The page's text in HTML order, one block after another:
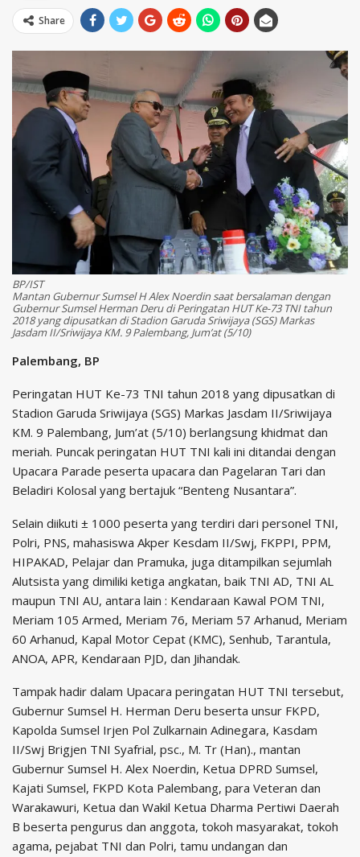
Share
BP/IST
Mantan Gubernur Sumsel H Alex Noerdin saat bersalaman dengan
Gubernur Sumsel Herman Deru di Peringatan HUT Ke-73 TNI tahun
2018 yang dipusatkan di Stadion Garuda Sriwijaya (SGS) Markas
Jasdam II/Sriwijaya KM. 9 Palembang, Jum’at (5/10)
Palembang, BP
Peringatan HUT Ke-73 TNI tahun 2018 yang dipusatkan di
Stadion Garuda Sriwijaya (SGS) Markas Jasdam II/Sriwijaya
KM. 9 Palembang, Jum’at (5/10) berlangsung khidmat dan
meriah. Puncak peringatan HUT TNI kali ini ditandai dengan
Upacara Parade peserta upacara dan Pagelaran Tari dan
Beladiri Kolosal yang bertajuk “Benteng Nusantara”.
Selain diikuti ± 1000 peserta yang terdiri dari personel TNI,
Polri, PNS, mahasiswa Akper Kesdam II/Swj, FKPPI, PPM,
HIPAKAD, Pelajar dan Pramuka, juga ditampilkan sejumlah
Alutsista yang dimiliki ketiga angkatan, baik TNI AD, TNI AL
maupun TNI AU, antara lain : Kendaraan Kawal POM TNI,
Meriam 105 Armed, Meriam 76, Meriam 57 Arhanud, Meriam
60 Arhanud, Kapal Motor Cepat (KMC), Senhub, Tarantula,
ANOA, APR, Kendaraan PJD, dan Jihandak.
Tampak hadir dalam Upacara peringatan HUT TNI tersebut,
Gubernur Sumsel H. Herman Deru beserta unsur FKPD,
Kapolda Sumsel Irjen Pol Zulkarnain Adinegara, Kasdam
II/Swj Brigjen TNI Syafrial, psc., M. Tr (Han)., mantan
Gubernur Sumsel H. Alex Noerdin, Ketua DPRD Sumsel,
Kajati Sumsel, FKPD Kota Palembang, para Veteran dan
Warakawuri, Ketua dan Wakil Ketua Dharma Pertiwi Daerah
B beserta pengurus dan anggota, tokoh masyarakat, tokoh
agama, pejabat TNI dan Polri, tamu undangan dan